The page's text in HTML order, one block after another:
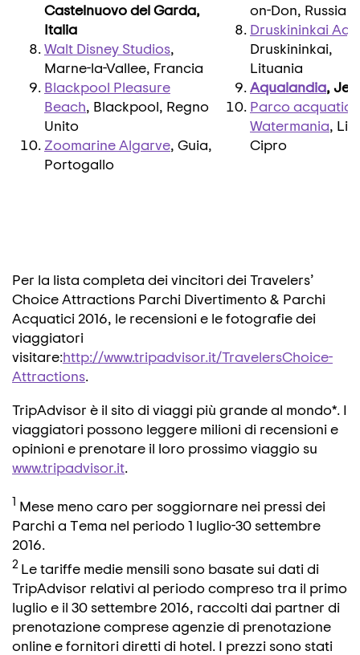
Castelnuovo del Garda,
Italia
Walt Disney Studios,
Marne-la-Vallee, Francia
Blackpool Pleasure
Beach, Blackpool, Regno
Unito
Zoomarine Algarve, Guia,
Portogallo
on-Don, Russia
Druskininkai
Druskininkai,
Lituania
Aqualandia,
Parco
Watermania,
Cipro
Per la lista completa dei vincitori dei Travelers’
Choice Attractions Parchi Divertimento & Parchi
Acquatici 2016, le recensioni e le fotografie dei
viaggiatori
visitare:http://www.tripadvisor.it/TravelersChoice-
Attractions.
TripAdvisor è il sito di viaggi più grande al mondo*. I
viaggiatori possono leggere milioni di recensioni e
opinioni e prenotare il loro prossimo viaggio su
www.tripadvisor.it.
1 Mese meno caro per soggiornare nei pressi dei
Parchi a Tema nel periodo 1 luglio-30 settembre
2016.
2 Le tariffe medie mensili sono basate sui dati di
TripAdvisor relativi al periodo compreso tra il primo
luglio e il 30 settembre 2016, raccolti dai partner di
prenotazione comprese agenzie di prenotazione
online e fornitori diretti di hotel. I prezzi sono stati